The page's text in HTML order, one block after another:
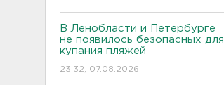
В Ленобласти и Петербурге
не появилось безопасных для
купания пляжей
23:32, 07.08.2026